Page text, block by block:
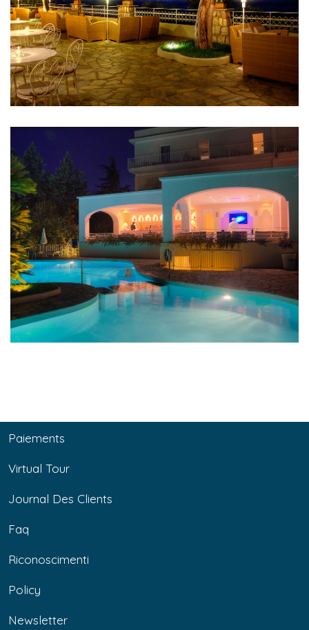
Paiements
Virtual Tour
Journal Des Clients
Faq
Riconoscimenti
Policy
Newsletter